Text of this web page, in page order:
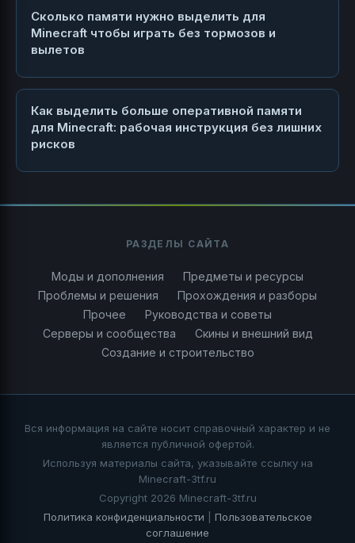
Сколько памяти нужно выделить для
Minecraft чтобы играть без тормозов и
вылетов
Как выделить больше оперативной памяти
для Minecraft: рабочая инструкция без лишних
рисков
РАЗДЕЛЫ САЙТА
Моды и дополнения
Предметы и ресурсы
Проблемы и решения
Прохождения и разборы
Прочее
Руководства и советы
Серверы и сообщества
Скины и внешний вид
Создание и строительство
Вся информация на сайте носит справочный характер и не
является публичной офертой.
Используя материалы сайта, указывайте ссылку на
Minecraft-3tf.ru
Copyright 2026 Minecraft-3tf.ru
Политика конфиденциальности
Пользовательское
соглашение